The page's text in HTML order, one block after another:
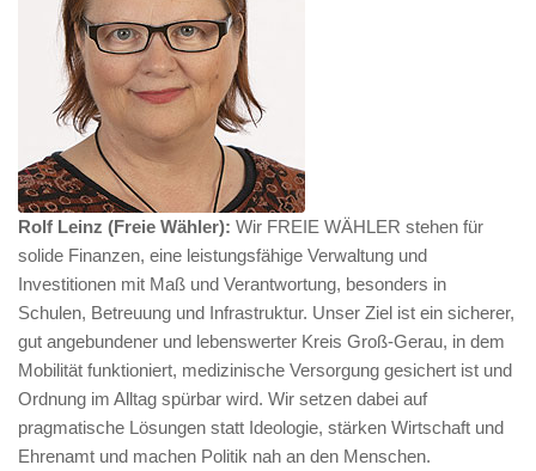
Rolf Leinz (Freie Wähler): Wir FREIE WÄHLER stehen für
solide Finanzen, eine leistungsfähige Verwaltung und
Investitionen mit Maß und Verantwortung, besonders in
Schulen, Betreuung und Infrastruktur. Unser Ziel ist ein sicherer,
gut angebundener und lebenswerter Kreis Groß-Gerau, in dem
Mobilität funktioniert, medizinische Versorgung gesichert ist und
Ordnung im Alltag spürbar wird. Wir setzen dabei auf
pragmatische Lösungen statt Ideologie, stärken Wirtschaft und
Ehrenamt und machen Politik nah an den Menschen.